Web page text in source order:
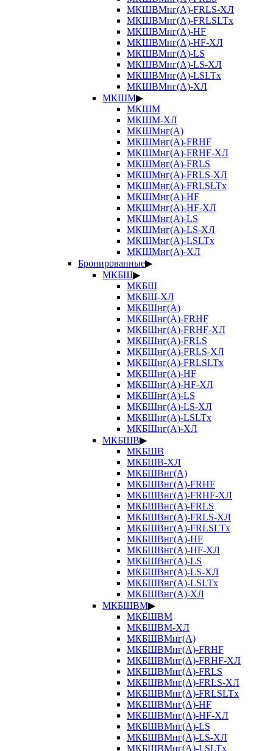
МКШВМнг(А)-FRLS-ХЛ
МКШВМнг(А)-FRLSLTx
МКШВМнг(А)-HF
МКШВМнг(А)-HF-ХЛ
МКШВМнг(А)-LS
МКШВМнг(А)-LS-ХЛ
МКШВМнг(А)-LSLTx
МКШВМнг(А)-ХЛ
МКШМ▶
МКШМ
МКШМ-ХЛ
МКШМнг(А)
МКШМнг(А)-FRHF
МКШМнг(А)-FRHF-ХЛ
МКШМнг(А)-FRLS
МКШМнг(А)-FRLS-ХЛ
МКШМнг(А)-FRLSLTx
МКШМнг(А)-HF
МКШМнг(А)-HF-ХЛ
МКШМнг(А)-LS
МКШМнг(А)-LS-ХЛ
МКШМнг(А)-LSLTx
МКШМнг(А)-ХЛ
Бронированные▶
МКБШ▶
МКБШ
МКБШ-ХЛ
МКБШнг(А)
МКБШнг(А)-FRHF
МКБШнг(А)-FRHF-ХЛ
МКБШнг(А)-FRLS
МКБШнг(А)-FRLS-ХЛ
МКБШнг(А)-FRLSLTx
МКБШнг(А)-HF
МКБШнг(А)-HF-ХЛ
МКБШнг(А)-LS
МКБШнг(А)-LS-ХЛ
МКБШнг(А)-LSLTx
МКБШнг(А)-ХЛ
МКБШВ▶
МКБШВ
МКБШВ-ХЛ
МКБШВнг(А)
МКБШВнг(А)-FRHF
МКБШВнг(А)-FRHF-ХЛ
МКБШВнг(А)-FRLS
МКБШВнг(А)-FRLS-ХЛ
МКБШВнг(А)-FRLSLTx
МКБШВнг(А)-HF
МКБШВнг(А)-HF-ХЛ
МКБШВнг(А)-LS
МКБШВнг(А)-LS-ХЛ
МКБШВнг(А)-LSLTx
МКБШВнг(А)-ХЛ
МКБШВМ▶
МКБШВМ
МКБШВМ-ХЛ
МКБШВМнг(А)
МКБШВМнг(А)-FRHF
МКБШВМнг(А)-FRHF-ХЛ
МКБШВМнг(А)-FRLS
МКБШВМнг(А)-FRLS-ХЛ
МКБШВМнг(А)-FRLSLTx
МКБШВМнг(А)-HF
МКБШВМнг(А)-HF-ХЛ
МКБШВМнг(А)-LS
МКБШВМнг(А)-LS-ХЛ
МКБШВМнг(А)-LSLTx